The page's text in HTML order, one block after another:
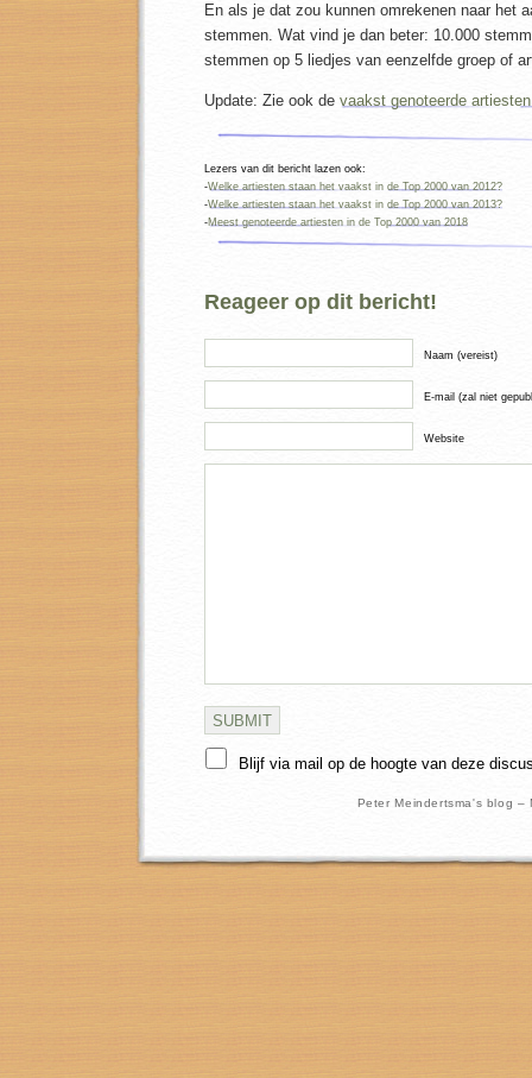
En als je dat zou kunnen omrekenen naar het
stemmen. Wat vind je dan beter: 10.000
stemmen op 5 liedjes van eenzelfde groep of
Update: Zie ook de vaakst genoteerde
Lezers van dit bericht lazen ook:
-Welke artiesten staan het vaakst in de Top 2000 van 2012?
-Welke artiesten staan het vaakst in de Top 2000 van 2013?
-Meest genoteerde artiesten in de Top 2000 van 2018
Reageer op dit bericht!
Naam (vereist)
E-mail (zal niet
Website
Blijf via mail op de hoogte van deze
Peter Meindertsma's blog